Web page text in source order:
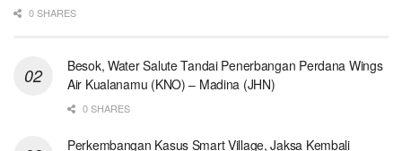
0 SHARES
Besok, Water Salute Tandai Penerbangan Perdana Wings
Air Kualanamu (KNO) – Madina (JHN)
0 SHARES
Perkembangan Kasus Smart Village, Jaksa Kembali